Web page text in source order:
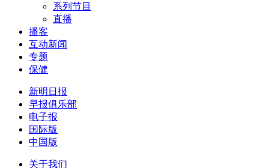
系列节目
直播
播客
互动新闻
专题
保健
新明日报
早报俱乐部
电子报
国际版
中国版
关于我们